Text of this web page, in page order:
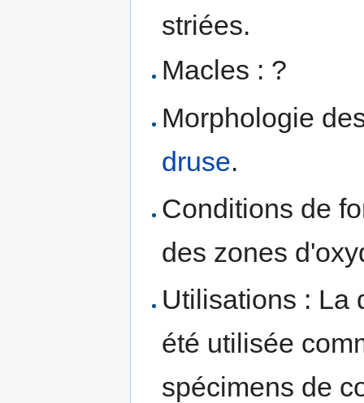
striées.
Macles : ?
Morphologie
druse.
Conditions de
des zones
Utilisations : La
été utilisée
spécimens de